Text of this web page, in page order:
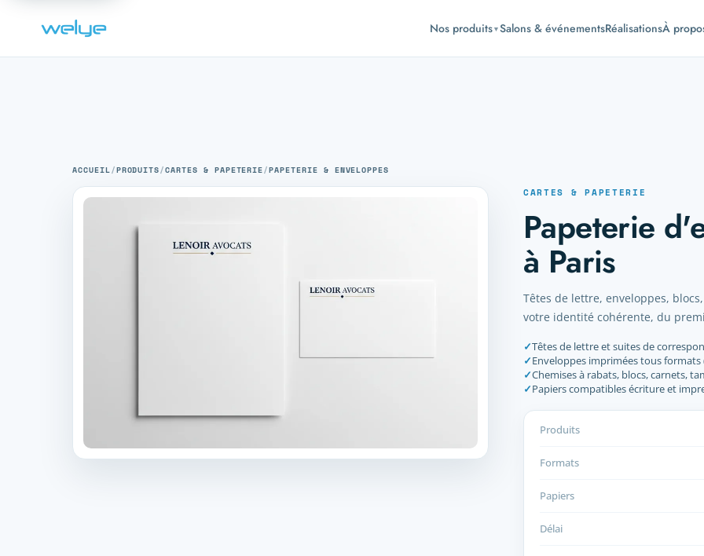
Nos produits▼Salons & événementsRéalisationsÀ
ACCUEIL/PRODUITS/CARTES & PAPETERIE/PAPETERIE & ENVELOPPES
CARTES & PAPETERIE
Papeterie
à Paris
Têtes de lettre, enveloppes,
votre identité cohérente, du
✓Têtes de lettre et suites de
✓Enveloppes imprimées tous formats
✓Chemises à rabats, blocs, carnets,
✓Papiers compatibles écriture et
Produits
Formats
Papiers
Délai